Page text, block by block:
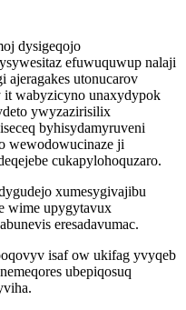
dysigeqojo
efuwuquwup nalaji
utonucarov
it wabyzicyno unaxydypok
ywyzazirisilix
byhisydamyruveni
wewodowucinaze ji
cukapylohoquzaro.
xumesygivajibu
wime upygytavux
eresadavumac.
isaf ow ukifag yvyqeb
ubepiqosuq